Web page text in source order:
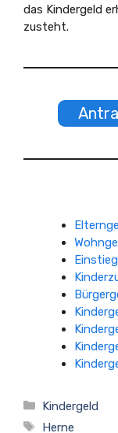
das Kindergeld
zusteht.
Kategorien
Kindergeld
Schlagwörter
Herne